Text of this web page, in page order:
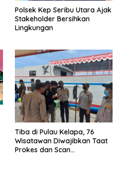
Polsek Kep Seribu Utara Ajak
Stakeholder Bersihkan
Lingkungan
Tiba di Pulau Kelapa, 76
Wisatawan Diwajibkan Taat
Prokes dan Scan